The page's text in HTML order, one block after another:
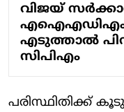
വിജയ്
എടുത്താൽ
സിപിഎം
പരിസ്ഥിതിക്ക്